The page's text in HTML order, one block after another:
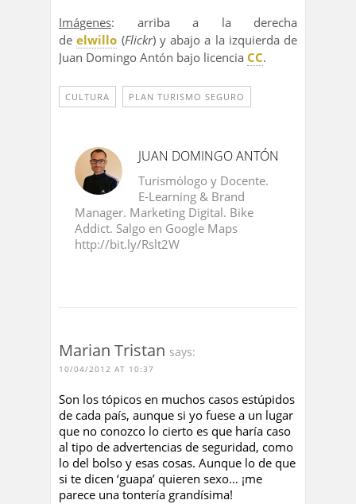
Imágenes: arriba a la derecha
deelwillo (Flickr) y abajo a la izquierda de
Juan Domingo Antón bajo licencia CC.
CULTURA PLAN TURISMO SEGURO
JUAN DOMINGO ANTÓN
Turismólogo y Docente.
E-Learning & Brand
Manager. Marketing Digital. Bike
Addict. Salgo en Google Maps
http://bit.ly/Rslt2W
Marian Tristan says:
10/04/2012 AT 10:37
Son los tópicos en muchos casos estúpidos
de cada país, aunque si yo fuese a un lugar
que no conozco lo cierto es que haría caso
al tipo de advertencias de seguridad, como
lo del bolso y esas cosas. Aunque lo de que
si te dicen ‘guapa’ quieren sexo… ¡me
parece una tontería grandísima!